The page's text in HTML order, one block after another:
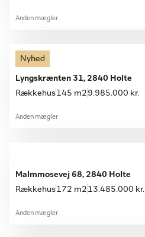
Anden mægler
Nyhed
Lyngskrænten 31, 2840 Holte
Rækkehus145 m2 9.985.000 kr.
Anden mægler
Malmmosevej 68, 2840 Holte
Rækkehus172 m2 13.485.000 kr.
Anden mægler